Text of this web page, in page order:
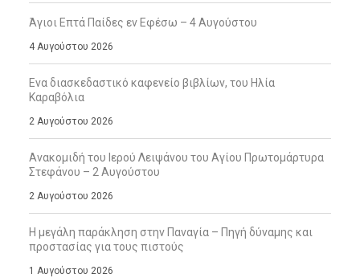
Άγιοι Επτά Παίδες εν Εφέσω – 4 Αυγούστου
4 Αυγούστου 2026
Ενα διασκεδαστικό καφενείο βιβλίων, του Ηλία
Καραβόλια
2 Αυγούστου 2026
Ανακομιδή του Ιερού Λειψάνου του Αγίου Πρωτομάρτυρα
Στεφάνου – 2 Αυγούστου
2 Αυγούστου 2026
Η μεγάλη παράκληση στην Παναγία – Πηγή δύναμης και
προστασίας για τους πιστούς
1 Αυγούστου 2026